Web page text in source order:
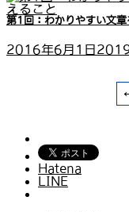
第1回：わかりやすい文
2016年6月1日
Hatena
LINE